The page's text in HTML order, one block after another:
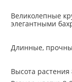
Великолепные
элегантными
Длинные,
Высота растения